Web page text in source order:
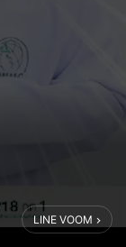
LINE VOOM